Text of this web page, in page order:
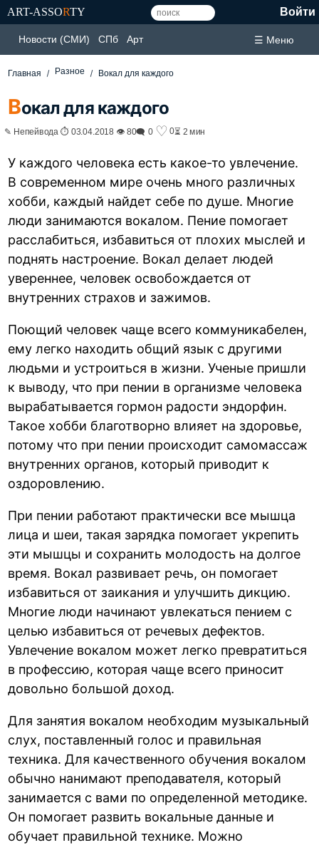
ART-ASSORTY Войти
Новости (СМИ) СПб Арт ☰ Меню
Главная Разное Вокал для каждого
Вокал для каждого
✎ Непейвода ⏱ 03.04.2018 👁 80🗨 0 ♡ 0⏳ 2 мин
У каждого человека есть какое-то увлечение.
В современном мире очень много различных
хобби, каждый найдет себе по душе. Многие
люди занимаются вокалом. Пение помогает
расслабиться, избавиться от плохих мыслей и
поднять настроение. Вокал делает людей
увереннее, человек освобождается от
внутренних страхов и зажимов.
Поющий человек чаще всего коммуникабелен,
ему легко находить общий язык с другими
людьми и устроиться в жизни. Ученые пришли
к выводу, что при пении в организме человека
вырабатывается гормон радости эндорфин.
Такое хобби благотворно влияет на здоровье,
потому что при пении происходит самомассаж
внутренних органов, который приводит к
оздоровлению.
При пении работают практически все мышца
лица и шеи, такая зарядка помогает укрепить
эти мышцы и сохранить молодость на долгое
время. Вокал развивает речь, он помогает
избавиться от заикания и улучшить дикцию.
Многие люди начинают увлекаться пением с
целью избавиться от речевых дефектов.
Увлечение вокалом может легко превратиться
в профессию, которая чаще всего приносит
довольно большой доход.
Для занятия вокалом необходим музыкальный
слух, поставленный голос и правильная
техника. Для качественного обучения вокалом
обычно нанимают преподавателя, который
занимается с вами по определенной методике.
Он помогает развить вокальные данные и
обучает правильной технике. Можно